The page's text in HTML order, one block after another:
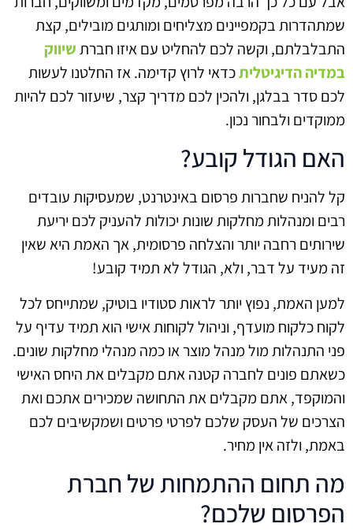
שמתהדרות בקמפיינים מצליחים ומותגים מובילים, קצת
התבלבלתם, וקשה לכם להחליט עם איזו חברתשיווק
במדיה הדיגיטליתכדאי לרוץ קדימה. אז החלטנו לעשות
לכם סדר בבלגן, ולהכין לכם מדריך קצר, שיעזור לכם להיות
ממוקדים ולבחור נכון.
האם הגודל קובע?
קל להניח שחברות פרסום באינטרנט, שמעסיקות עובדים
רבים ומנהלות מחלקות שונות יכולות להעניק לכם יריעת
שירותים רחבה יותר והצלחה פרסומית, אך האמת היא שאין
זה מעיד על דבר, ולא, הגודל לא תמיד קובע!
למען האמת, נפוץ יותר לראות סטודיו בוטיק, שמתייחס לכל
לקוח כלקוח מועדף, וניהול לקוחות אישי הוא תמיד עדיף על
פני התנהלות מול מנהל מוצר או כמה מנהלי מחלקות שונים.
כשאתם פונים לחברה קטנה אתם מקבלים את היחס האישי
והמוקפד, אתם מקבלים את התחושה שמכירים אתכם ואת
הצרכים של העסק שלכם לפרטי פרטים ושמקשיבים לכם
באמת, ולזה אין מחיר.
מה תחום ההתמחות של חברת
הפרסום שלכם?